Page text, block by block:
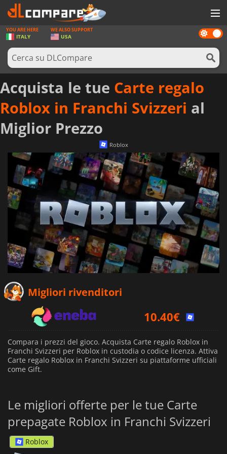
GIOCHI
PREPAGATE
SOFTWARE
REWARDS
HARDWARE
NOTIZIE
ACCEDI O REGISTRATI
Dark
mode
YOU ARE HERE
ITALY
WE ALSO SUPPORT
USA
Acquista le tue Carte regalo
Roblox in Franchi Svizzeri al
Miglior Prezzo
Roblox
Migliori rivenditori
10.40€
Compara i prezzi del gioco. Acquista Carte regalo Roblox in
Franchi Svizzeri per Roblox in custodia o codice licenza. Attiva
Carte regalo Roblox in Franchi Svizzeri su piattaforme ufficiali
come Gift.
Le migliori offerte per le tue Carte
prepagate Roblox in Franchi Svizzeri
Roblox